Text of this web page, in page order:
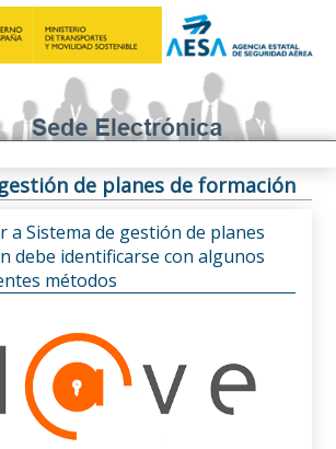
de planes de formación
a Sistema de gestión de planes
debe identificarse con algunos
métodos